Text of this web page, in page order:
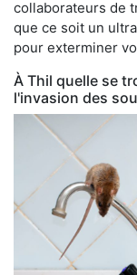
collaborateurs de
que ce soit un
pour exterminer
À Thil quelle se
l'invasion des